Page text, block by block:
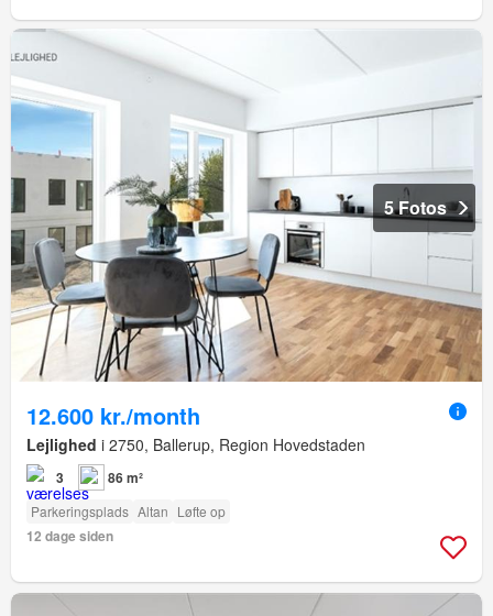
5 Fotos
12.600 kr./month
Lejlighed i 2750, Ballerup, Region Hovedstaden
3 86 m²
Parkeringsplads Altan Løfte op
12 dage siden